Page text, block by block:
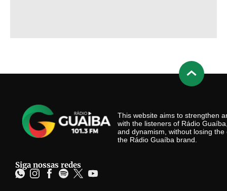
This website aims to strengthen
with the listeners of Rádio
and dynamism, without losing
the Rádio Guaíba brand.
Siga nossas redes